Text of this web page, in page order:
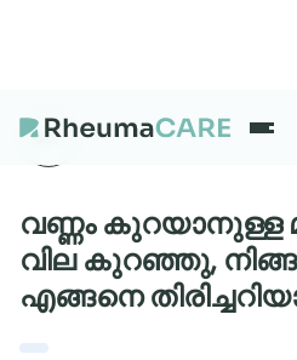
What we treat
Our Centres
വണ്ണം കുറയാനുള്ള
വില കുറഞ്ഞു,
എങ്ങനെ